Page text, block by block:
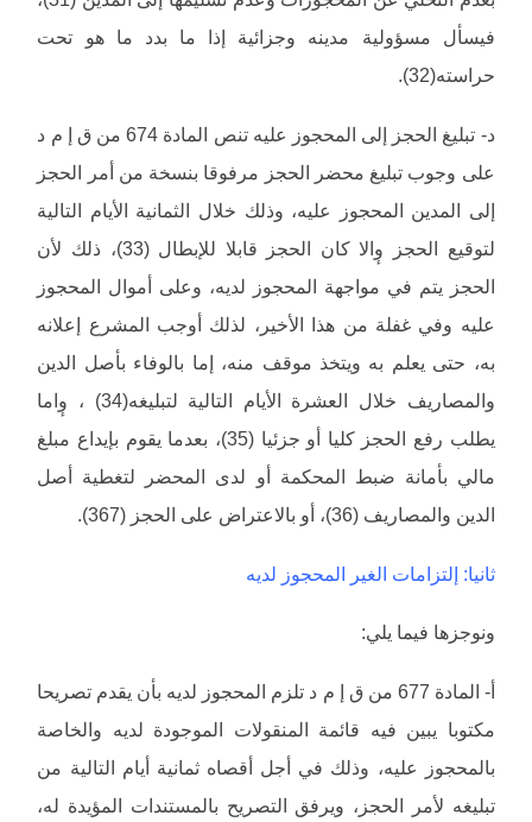
فيسأل مسؤولية مدينه وجزائية إذا ما بدد ما هو تحت
حراسته(32).
د- تبليغ الحجز إلى المحجوز عليه تنص المادة 674 من ق إ م د
على وجوب تبليغ محضر الحجز مرفوقا بنسخة من أمر الحجز
إلى المدين المحجوز عليه، وذلك خلال الثمانية الأيام التالية
لتوقيع الحجز وٕالا كان الحجز قابلا للإبطال (33)، ذلك لأن
الحجز يتم في مواجهة المحجوز لديه، وعلى أموال المحجوز
عليه وفي غفلة من هذا الأخير، لذلك أوجب المشرع إعلانه
به، حتى يعلم به ويتخذ موقف منه، إما بالوفاء بأصل الدين
والمصاريف خلال العشرة الأيام التالية لتبليغه(34) ، وٕاما
يطلب رفع الحجز كليا أو جزئيا (35)، بعدما يقوم بإيداع مبلغ
مالي بأمانة ضبط المحكمة أو لدى المحضر لتغطية أصل
الدين والمصاريف (36)، أو بالاعتراض على الحجز (367).
ثانيا: إلتزامات الغير المحجوز لديه
ونوجزها فيما يلي:
أ- المادة 677 من ق إ م د تلزم المحجوز لديه بأن يقدم تصريحا
مكتوبا يبين فيه قائمة المنقولات الموجودة لديه والخاصة
بالمحجوز عليه، وذلك في أجل أقصاه ثمانية أيام التالية من
تبليغه لأمر الحجز، ويرفق التصريح بالمستندات المؤيدة له،